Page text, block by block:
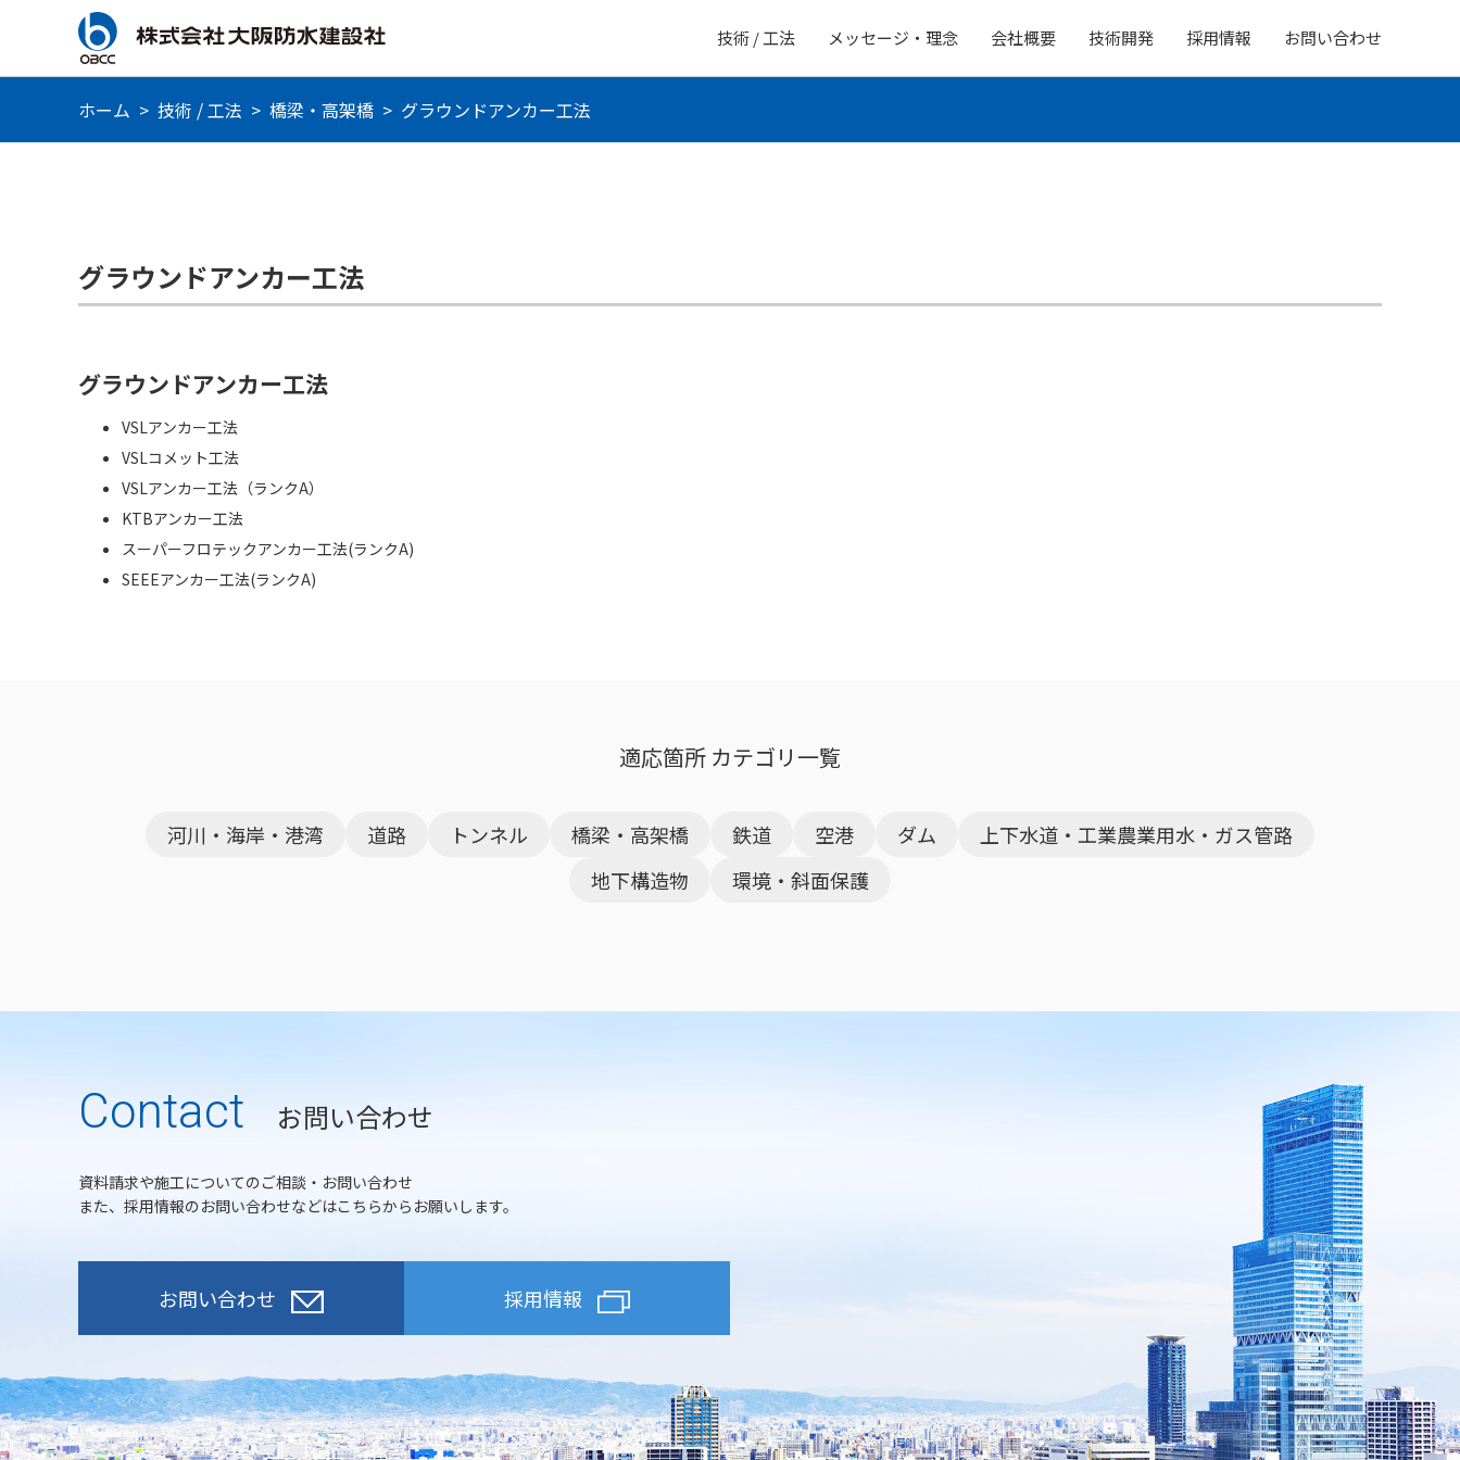
技術 / 工法 メッセージ・理念 会社概要 技術開発 採用情報 お問い合わせ
ホーム > 技術 / 工法 > 橋梁・高架橋 > グラウンドアンカー工法
グラウンドアンカー工法
グラウンドアンカー工法
VSLアンカー工法
VSLコメット工法
VSLアンカー工法（ランクA）
KTBアンカー工法
スーパーフロテックアンカー工法(ランクA)
SEEEアンカー工法(ランクA)
適応箇所 カテゴリ一覧
河川・海岸・港湾 道路 トンネル 橋梁・高架橋 鉄道 空港 ダム
上下水道・工業農業用水・ガス管路
地下構造物
環境・斜面保護
Contact お問い合わせ
資料請求や施工についてのご相談・お問い合わせ
また、採用情報のお問い合わせなどはこちらからお願いします。
お問い合わせ 採用情報